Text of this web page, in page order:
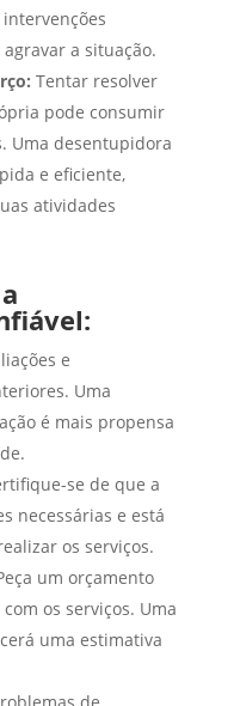
a situação.
Tentar resolver
pode consumir
Uma desentupidora
e eficiente,
atividades
e
Uma
é mais propensa
se de que a
necessárias e está
os serviços.
um orçamento
os serviços. Uma
uma estimativa